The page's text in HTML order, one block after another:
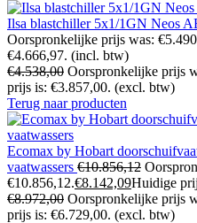
Ilsa blastchiller 5x1/1GN Neos
Oorspronkelijke prijs was:
€4.666,97. (incl. btw)
€4.538,00 Oorspronkelijke prijs
prijs is: €3.857,00. (excl. btw)
Terug naar producten
Ecomax by Hobart
vaatwassers €10.856,12
€10.856,12.€8.142,09Huidige
€8.972,00 Oorspronkelijke prijs
prijs is: €6.729,00. (excl. btw)